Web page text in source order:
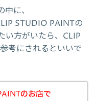
に、
STUDIO PAINTの
い方がいたら、CLIP
考にされるといいで
のお店で